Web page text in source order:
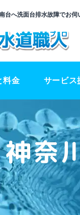
台へ洗面台排水故障でお
料金 サービス
神奈